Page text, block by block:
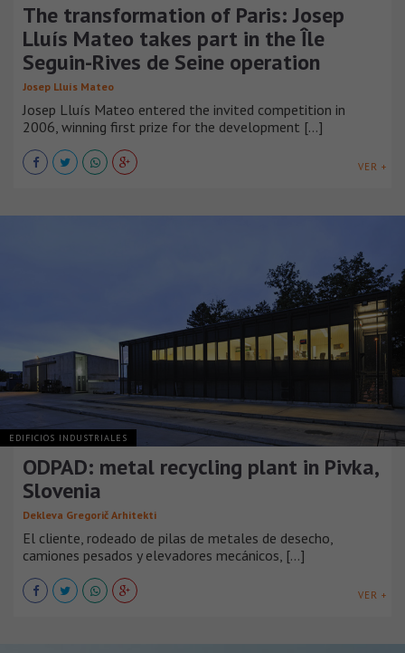
The transformation of Paris: Josep
Lluís Mateo takes part in the Île
Seguin-Rives de Seine operation
Josep Lluís Mateo
Josep Lluís Mateo entered the invited competition in
2006, winning first prize for the development [...]
VER +
EDIFICIOS INDUSTRIALES
ODPAD: metal recycling plant in Pivka,
Slovenia
Dekleva Gregorič Arhitekti
El cliente, rodeado de pilas de metales de desecho,
camiones pesados y elevadores mecánicos, [...]
VER +